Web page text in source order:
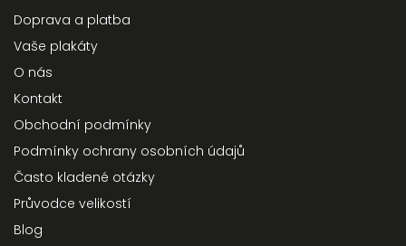
Doprava a platba
Vaše plakáty
O nás
Kontakt
Obchodní podmínky
Podmínky ochrany osobních údajů
Často kladené otázky
Průvodce velikostí
Blog